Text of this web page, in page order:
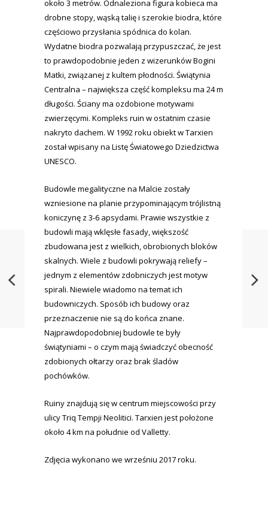
około 3 metrów. Odnaleziona figura kobieca ma
drobne stopy, wąską talię i szerokie biodra, które
częściowo przysłania spódnica do kolan.
Wydatne biodra pozwalają przypuszczać, że jest
to prawdopodobnie jeden z wizerunków Bogini
Matki, związanej z kultem płodności. Świątynia
Centralna – największa część kompleksu ma 24 m
długości. Ściany ma ozdobione motywami
zwierzęcymi. Kompleks ruin w ostatnim czasie
nakryto dachem. W 1992 roku obiekt w Tarxien
został wpisany na Listę Światowego Dziedzictwa
UNESCO.
Budowle megalityczne na Malcie zostały
wzniesione na planie przypominającym trójlistną
koniczynę z 3-6 apsydami. Prawie wszystkie z
budowli mają wklęsłe fasady, większość
zbudowana jest z wielkich, obrobionych bloków
skalnych. Wiele z budowli pokrywają reliefy –
jednym z elementów zdobniczych jest motyw
spirali. Niewiele wiadomo na temat ich
budowniczych. Sposób ich budowy oraz
przeznaczenie nie są do końca znane.
Najprawdopodobniej budowle te były
świątyniami – o czym mają świadczyć obecność
zdobionych ołtarzy oraz brak śladów
pochówków.
Ruiny znajdują się w centrum miejscowości przy
ulicy Triq Tempji Neolitici. Tarxien jest położone
około 4 km na południe od Valletty.
Zdjęcia wykonano we wrześniu 2017 roku.